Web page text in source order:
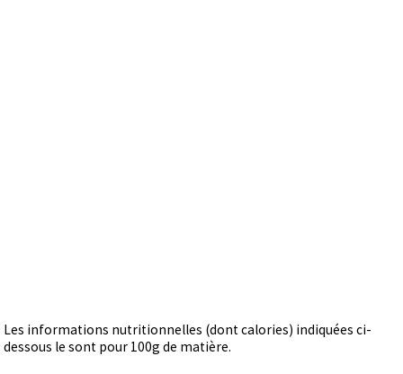
Les informations nutritionnelles (dont calories) indiquées ci-
dessous le sont pour 100g de matière.